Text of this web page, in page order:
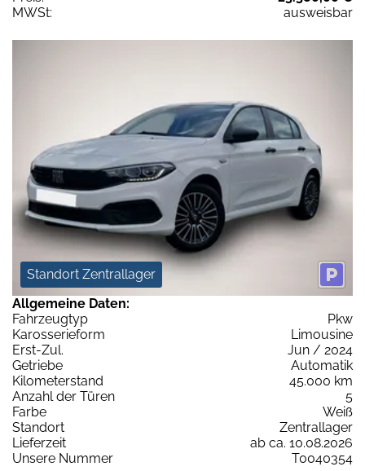
MWSt:
ausweisbar
Standort Zentrallager
Allgemeine Daten:
Fahrzeugtyp
Pkw
Karosserieform
Limousine
Erst-Zul.
Jun / 2024
Getriebe
Automatik
Kilometerstand
45.000 km
Anzahl der Türen
5
Farbe
Weiß
Standort
Zentrallager
Lieferzeit
ab ca. 10.08.2026
Unsere Nummer
T0040354